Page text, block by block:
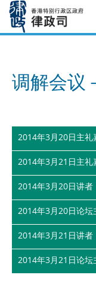
调解会议
2014年3月20日主礼
2014年3月21日主礼
2014年3月20日讲者
2014年3月20日论坛
2014年3月21日讲者
2014年3月21日论坛